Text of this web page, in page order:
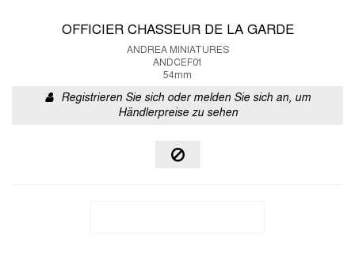
OFFICIER CHASSEUR DE LA GARDE
ANDREA MINIATURES
ANDCEF01
54mm
Registrieren Sie sich oder melden Sie sich an, um
Händlerpreise zu sehen